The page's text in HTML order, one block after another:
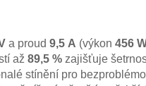
a proud 9,5 A (výkon 456
až 89,5 % zajišťuje
stínění pro